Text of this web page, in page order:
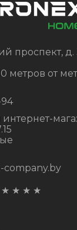
проспект, д.
метров от
94
company.by
★ ★ ★ ★